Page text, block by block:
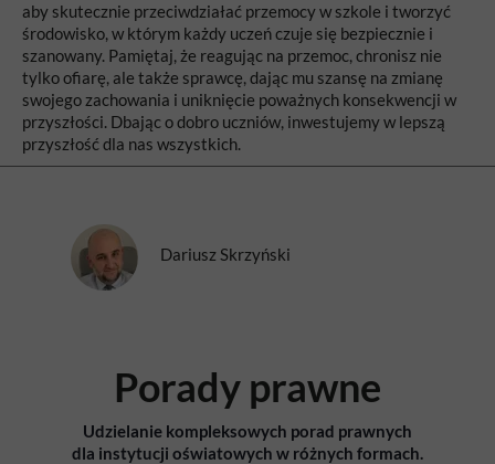
Udzielanie kompleksowych porad prawnych
dla instytucji oświatowych w różnych formach.
Porady prawne
Dariusz Skrzyński
aby skutecznie przeciwdziałać przemocy w szkole i tworzyć
środowisko, w którym każdy uczeń czuje się bezpiecznie i
szanowany. Pamiętaj, że reagując na przemoc, chronisz nie
tylko ofiarę, ale także sprawcę, dając mu szansę na zmianę
swojego zachowania i uniknięcie poważnych konsekwencji w
przyszłości. Dbając o dobro uczniów, inwestujemy w lepszą
przyszłość dla nas wszystkich.